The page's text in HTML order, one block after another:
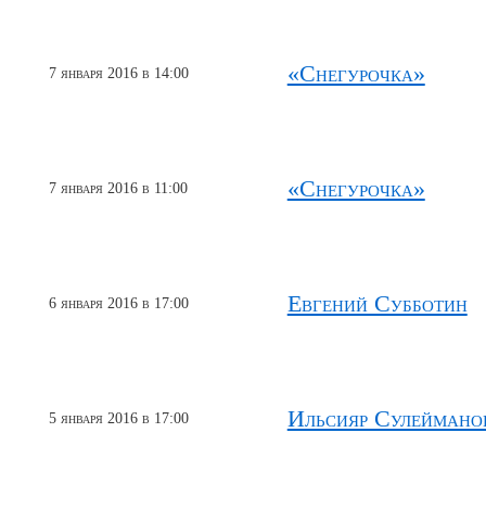
7 января 2016 в 14:00 «Снегурочка»
7 января 2016 в 11:00 «Снегурочка»
6 января 2016 в 17:00 Евгений Субботин
5 января 2016 в 17:00 Ильсияр